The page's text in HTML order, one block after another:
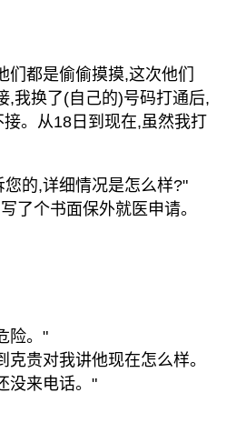
都是偷偷摸摸,这次他们
,我换了(自己的)号码打通后,
。从18日到现在,虽然我打
的,详细情况是怎么样?"
了个书面保外就医申请。
险。"
贵对我讲他现在怎么样。
没来电话。"